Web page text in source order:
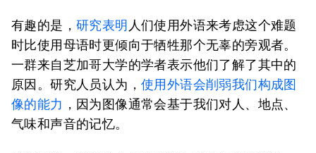
有趣的是， 研究表明 人们使用外语来考虑这个难题
时比使用母语时更倾向于牺牲那个无辜的旁观者。
一群来自芝加哥大学的学者表示他们了解了其中的
原因。研究人员认为， 使用外语会削弱我们构成图
像的能力 ，因为图像通常会基于我们对人、地点、
气味和声音的记忆。